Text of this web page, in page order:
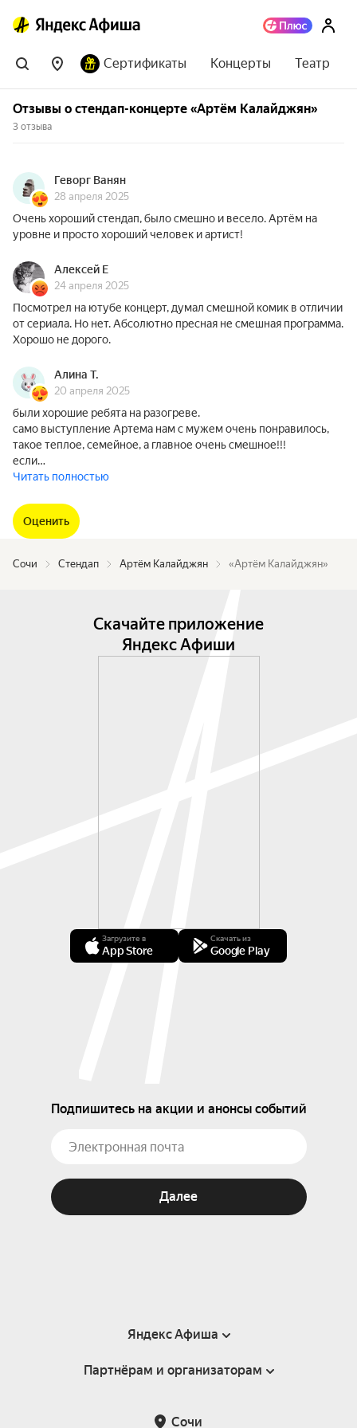
Сертификаты Концерты Театр
Отзывы о стендап-концерте «Артём Калайджян»
3 отзыва
Геворг Ванян
28 апреля 2025
Очень хороший стендап, было смешно и весело. Артём на
уровне и просто хороший человек и артист!
Алексей Е
24 апреля 2025
Посмотрел на ютубе концерт, думал смешной комик в отличии
от сериала. Но нет. Абсолютно пресная не смешная программа.
Хорошо не дорого.
Алина Т.
20 апреля 2025
были хорошие ребята на разогреве.
само выступление Артема нам с мужем очень понравилось,
такое теплое, семейное, а главное очень смешное!!!
если…
Читать полностью
Оценить
Сочи Стендап Артём Калайджян «Артём Калайджян»
Скачайте приложение
Яндекс Афиши
Загрузите в
App Store
Скачать из
Google Play
Подпишитесь на акции и анонсы событий
Далее
Яндекс Афиша
Справка
Партнёрам и организаторам
Сочи